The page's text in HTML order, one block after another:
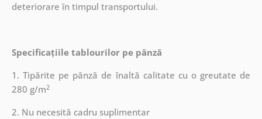
deteriorare în timpul transportului.
Specificațiile tablourilor pe pânză
1. Tipărite pe pânză de înaltă calitate cu o greutate de
280 g/m2
2. Nu necesită cadru suplimentar